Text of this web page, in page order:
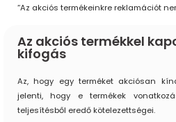
“Az akciós termékeinkre reklamációt
Az akciós termékkel
kifogás
Az, hogy egy terméket akciósan
jelenti, hogy e termékek
teljesítésből eredő kötelezettségei.